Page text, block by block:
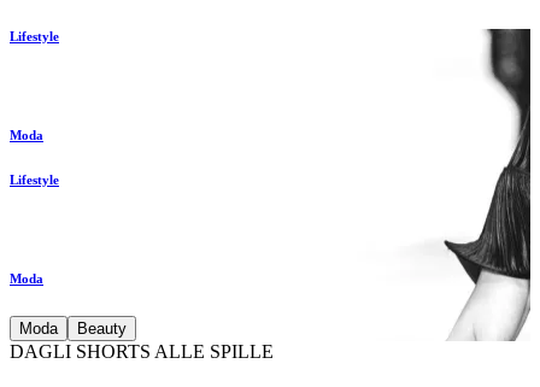
Lifestyle
Moda
Lifestyle
Moda
Moda Beauty
DAGLI SHORTS ALLE SPILLE